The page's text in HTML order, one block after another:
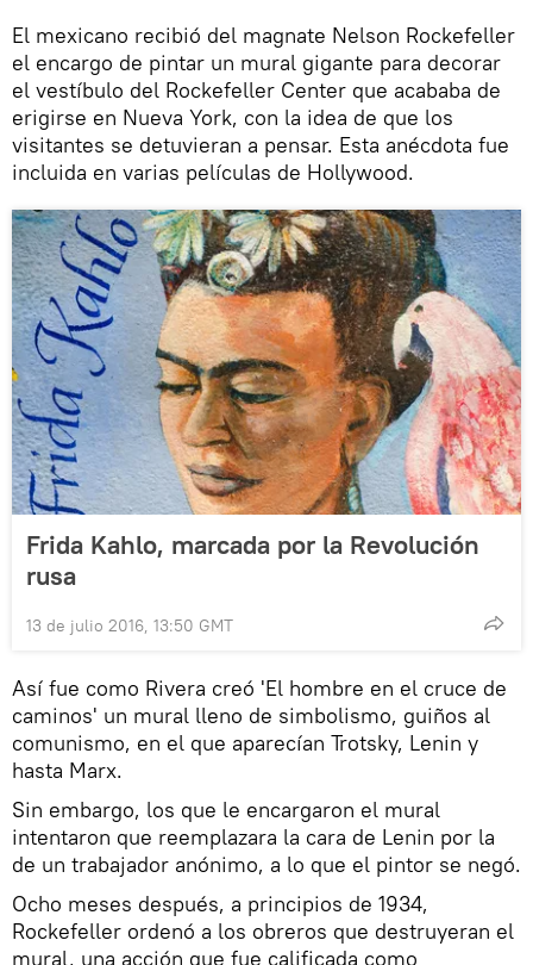
El mexicano recibió del magnate Nelson Rockefeller
el encargo de pintar un mural gigante para decorar
el vestíbulo del Rockefeller Center que acababa de
erigirse en Nueva York, con la idea de que los
visitantes se detuvieran a pensar. Esta anécdota fue
incluida en varias películas de Hollywood.
Frida Kahlo, marcada por la Revolución
rusa
13 de julio 2016, 13:50 GMT
Así fue como Rivera creó 'El hombre en el cruce de
caminos' un mural lleno de simbolismo, guiños al
comunismo, en el que aparecían Trotsky, Lenin y
hasta Marx.
Sin embargo, los que le encargaron el mural
intentaron que reemplazara la cara de Lenin por la
de un trabajador anónimo, a lo que el pintor se negó.
Ocho meses después, a principios de 1934,
Rockefeller ordenó a los obreros que destruyeran el
mural, una acción que fue calificada como